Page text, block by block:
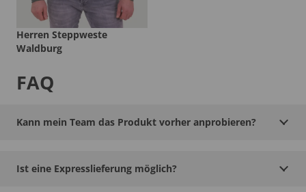
Herren Steppweste
Waldburg
FAQ
Kann mein Team das Produkt vorher anprobieren?
Ist eine Expresslieferung möglich?